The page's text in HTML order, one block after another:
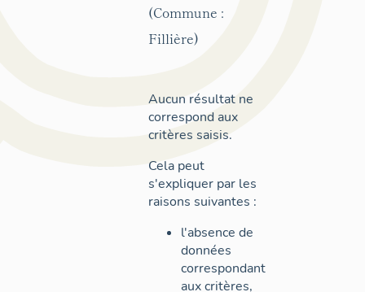
(Commune :
Fillière)
Aucun résultat ne
correspond aux
critères saisis.
Cela peut
s'expliquer par les
raisons suivantes :
l'absence de
données
correspondant
aux critères,